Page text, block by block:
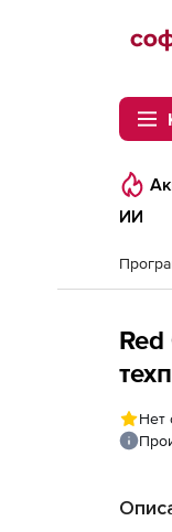
Softline
ИИ
Нет